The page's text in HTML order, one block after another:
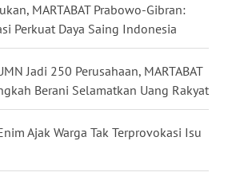
MARTABAT Prabowo-Gibran:
Perkuat Daya Saing Indonesia
Jadi 250 Perusahaan, MARTABAT
Berani Selamatkan Uang Rakyat
Ajak Warga Tak Terprovokasi Isu